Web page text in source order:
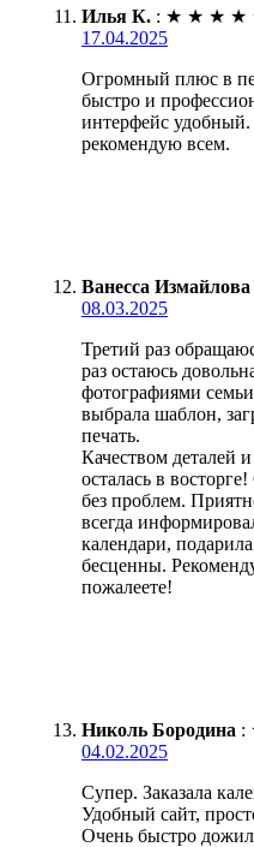
Илья К. : ★ ★ ★ ★
17.04.2025
Огромный плюс в
быстро и
интерфейс удобный.
рекомендую всем.
Ванесса Измайлова
08.03.2025
Третий раз
раз остаюсь
фотографиями
выбрала шаблон,
печать.
Качеством деталей
осталась в
без проблем.
всегда
календари,
бесценны.
пожалеете!
Николь Бородина :
04.02.2025
Супер. Заказала
Удобный сайт,
Очень быстро